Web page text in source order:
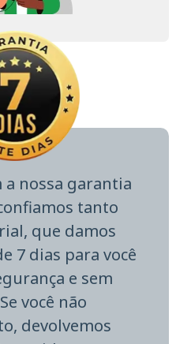
a nossa garantia
tanto
que damos
7 dias para você
e sem
você não
devolvemos